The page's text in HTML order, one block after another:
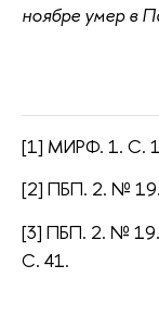
ноябре умер в
[1] МИРФ. 1. С.
[2] ПБП. 2. №
[3] ПБП. 2. №
С. 41.